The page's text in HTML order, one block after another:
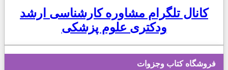
کانال تلگرام مشاوره کارشناسی ارشد
ودکتری علوم پزشکی
فروشگاه کتاب وجزوات